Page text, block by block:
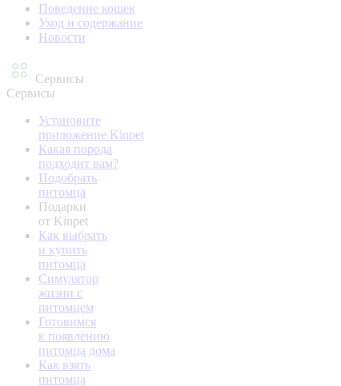
Поведение кошек
Уход и содержание
Новости
Сервисы
Сервисы
Установите
приложение Kinpet
Какая порода
подходит вам?
Подобрать
питомца
Подарки
от Kinpet
Как выбрать
и купить
питомца
Симулятор
жизни с
питомцем
Готовимся
к появлению
питомца дома
Как взять
питомца